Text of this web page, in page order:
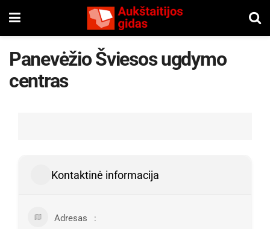
Panevėžio Šviesos ugdymo
centras
Kontaktinė informacija
Adresas